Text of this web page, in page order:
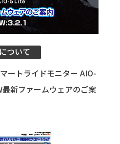
ついて
ートライドモニター AIO-
新ファームウェアのご案